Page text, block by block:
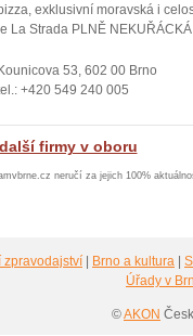
exklusivní moravská i
La Strada PLNĚ
Kounicova 53, 602 00 Brno
+420 549 240 005
další firmy v oboru
neručí za jejich 100%
zpravodajství Brno a kultura
Úřady v
©AKON